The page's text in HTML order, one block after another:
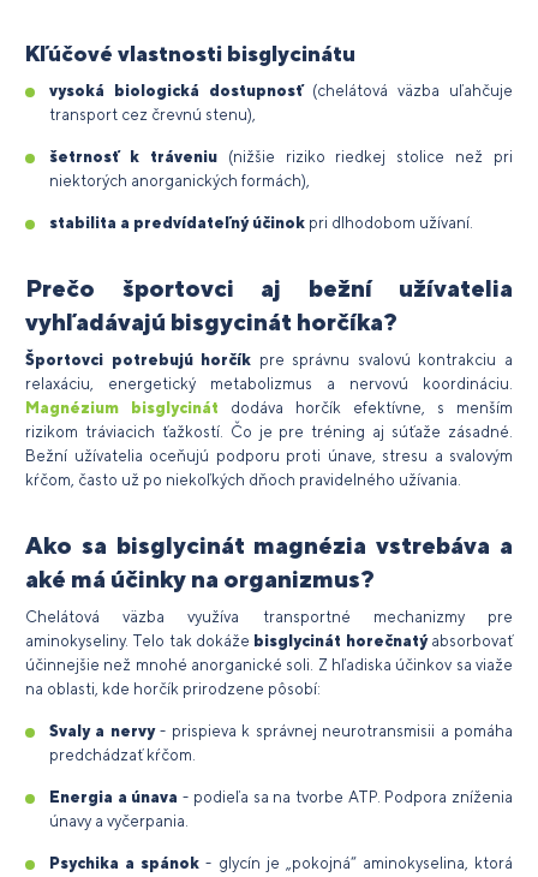
Kľúčové vlastnosti bisglycinátu
vysoká biologická dostupnosť(chelátová väzba uľahčuje
transport cez črevnú stenu),
šetrnosť k tráveniu(nižšie riziko riedkej stolice než pri
niektorých anorganických formách),
stabilita a predvídateľný účinok pri dlhodobom užívaní.
Prečo športovci aj bežní užívatelia
vyhľadávajú bisgycinát horčíka?
Športovci potrebujú horčík pre správnu svalovú kontrakciu a
relaxáciu, energetický metabolizmus a nervovú koordináciu.
Magnézium bisglycinát dodáva horčík efektívne, s menším
rizikom tráviacich ťažkostí. Čo je pre tréning aj súťaže zásadné.
Bežní užívatelia oceňujú podporu proti únave, stresu a svalovým
kŕčom, často už po niekoľkých dňoch pravidelného užívania.
Ako sa bisglycinát magnézia vstrebáva a
aké má účinky na organizmus?
Chelátová väzba využíva transportné mechanizmy pre
aminokyseliny. Telo tak dokáže bisglycinát horečnatýabsorbovať
účinnejšie než mnohé anorganické soli. Z hľadiska účinkov sa viaže
na oblasti, kde horčík prirodzene pôsobí:
Svaly a nervy- prispieva k správnej neurotransmisii a pomáha
predchádzať kŕčom.
Energia a únava - podieľa sa na tvorbe ATP. Podpora zníženia
únavy a vyčerpania.
Psychika a spánok - glycín je „pokojná“ aminokyselina, ktorá